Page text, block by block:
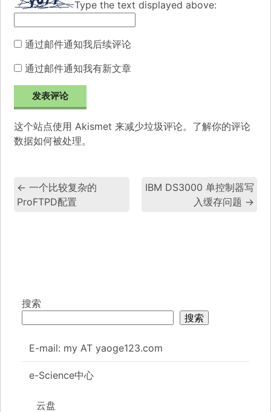
Type the text displayed above:
通过邮件通知我后续评论
通过邮件通知我有新文章
这个站点使用 Akismet 来减少垃圾评论。 了解你的评论
数据如何被处理。
← 一个比较复杂的
ProFTPD配置
IBM DS3000 单控制器写
入缓存问题 →
搜索
搜索
E-mail: my AT yaoge123.com
e-Science中心
云盘